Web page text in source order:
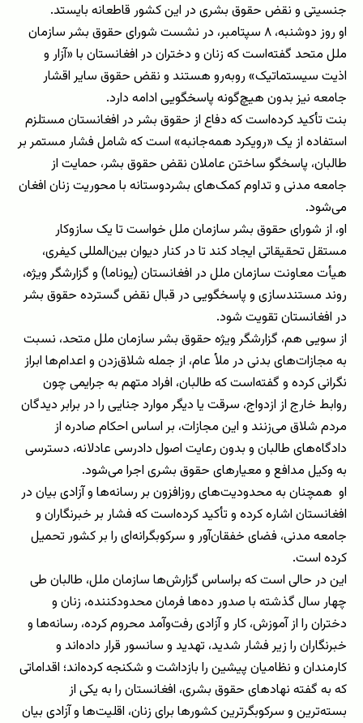
جنسیتی و نقض حقوق بشری در این کشور قاطعانه بایستد.
او روز دوشنبه، ۸ سپتامبر، در نشست شورای حقوق بشر سازمان
ملل متحد گفته‌است که زنان و دختران در افغانستان با «آزار و
اذیت سیستماتیک» روبه‌رو هستند و نقض حقوق سایر اقشار
جامعه نیز بدون هیچ‌گونه پاسخگویی ادامه دارد.
بنت تأکید کرده‌است که دفاع از حقوق بشر در افغانستان مستلزم
استفاده از یک «رویکرد همه‌جانبه» است که شامل فشار مستمر بر
طالبان، پاسخگو ساختن عاملان نقض حقوق بشر، حمایت از
جامعه مدنی و تداوم کمک‌های بشردوستانه با محوریت زنان افغان
می‌شود.
او، از شورای حقوق بشر سازمان ملل خواست تا یک سازوکار
مستقل تحقیقاتی ایجاد کند تا در کنار دیوان بین‌المللی کیفری،
هیأت معاونت سازمان ملل در افغانستان (یوناما) و گزارشگر ویژه،
روند مستندسازی و پاسخگویی در قبال نقض گسترده حقوق بشر
در افغانستان تقویت شود.
از سویی هم، گزارشگر ویژه حقوق بشر سازمان ملل متحد، نسبت
به مجازات‌های بدنی در ملأ عام، از جمله شلاق‌زدن و اعدام‌ها ابراز
نگرانی کرده و گفته‌است که طالبان، افراد متهم به جرایمی چون
روابط خارج از ازدواج، سرقت یا دیگر موارد جنایی را در برابر دیدگان
مردم شلاق می‌زنند و این مجازات، بر اساس احکام صادره از
دادگاه‌های طالبان و بدون رعایت اصول دادرسی عادلانه، دسترسی
به وکیل مدافع و معیارهای حقوق بشری اجرا می‌شود.
او همچنان به محدودیت‌های روزافزون بر رسانه‌ها و آزادی بیان در
افغانستان اشاره کرده و تأکید کرده‌است که فشار بر خبرنگاران و
جامعه مدنی، فضای خفقان‌آور و سرکوبگرانه‌ای را بر کشور تحمیل
کرده است.
این در حالی است که براساس گزارش‌ها سازمان ملل، طالبان طی
چهار سال گذشته با صدور ده‌ها فرمان محدودکننده، زنان و
دختران را از آموزش، کار و آزادی رفت‌وآمد محروم کرده، رسانه‌ها و
خبرنگاران را زیر فشار شدید، تهدید و سانسور قرار داده‌اند و
کارمندان و نظامیان پیشین را بازداشت و شکنجه کرده‌اند؛ اقداماتی
که به گفته نهادهای حقوق بشری، افغانستان را به یکی از
بسته‌ترین و سرکوبگرترین کشورها برای زنان، اقلیت‌ها و آزادی بیان